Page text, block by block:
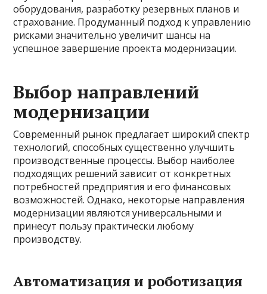
оборудования, разработку резервных планов и
страхование. Продуманный подход к управлению
рисками значительно увеличит шансы на
успешное завершение проекта модернизации.
Выбор направлений
модернизации
Современный рынок предлагает широкий спектр
технологий, способных существенно улучшить
производственные процессы. Выбор наиболее
подходящих решений зависит от конкретных
потребностей предприятия и его финансовых
возможностей. Однако, некоторые направления
модернизации являются универсальными и
принесут пользу практически любому
производству.
Автоматизация и роботизация